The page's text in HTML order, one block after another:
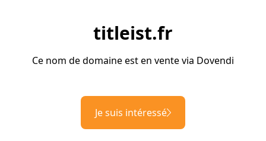
titleist.fr
Ce nom de domaine est en vente via Dovendi
Je suis intéressé